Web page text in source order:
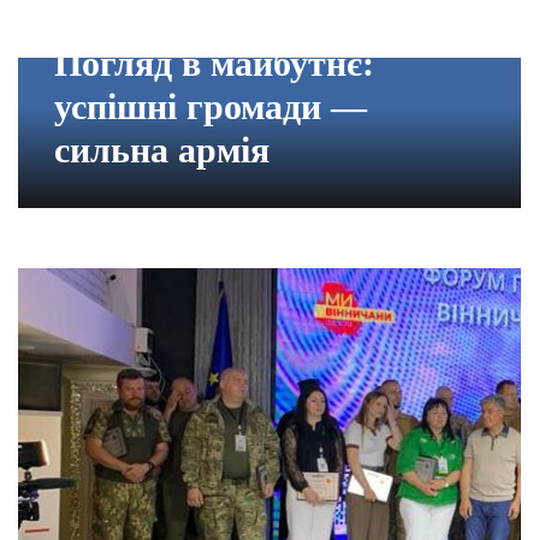
Погляд в майбутнє:
успішні громади —
сильна армія